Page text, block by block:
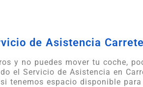
de Asistencia
y no puedes mover tu coche,
el Servicio de Asistencia en
tenemos espacio disponible